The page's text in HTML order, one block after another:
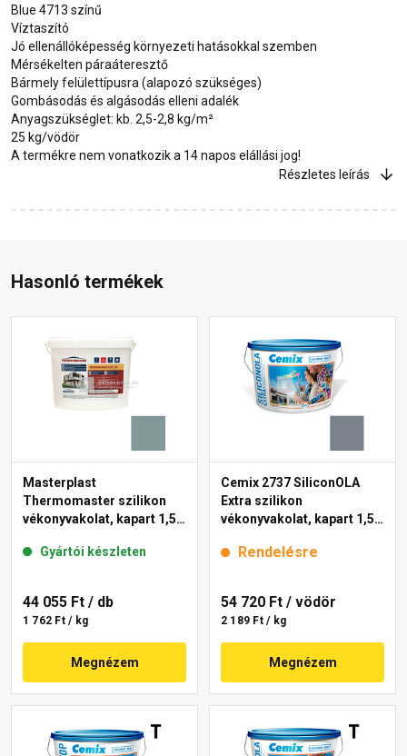
Blue 4713 színű
Víztaszító
Jó ellenállóképesség környezeti hatásokkal szemben
Mérsékelten páraáteresztő
Bármely felülettípusra (alapozó szükséges)
Gombásodás és algásodás elleni adalék
Anyagszükséglet: kb. 2,5-2,8 kg/m²
25 kg/vödör
A termékre nem vonatkozik a 14 napos elállási jog!
Részletes leírás
Hasonló termékek
Masterplast
Thermomaster szilikon
vékonyvakolat, kapart 1,5
Gyártói készleten
44 055 Ft / db
1 762 Ft / kg
Megnézem
Cemix 2737 SiliconOLA
Extra szilikon
vékonyvakolat, kapart 1,5
Rendelésre
54 720 Ft / vödör
2 189 Ft / kg
Megnézem